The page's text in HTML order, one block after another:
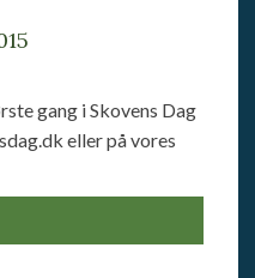
gang i Skovens Dag
eller på vores